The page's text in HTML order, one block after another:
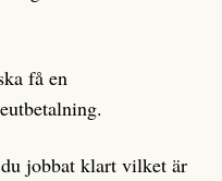
få en
jobbat klart vilket är